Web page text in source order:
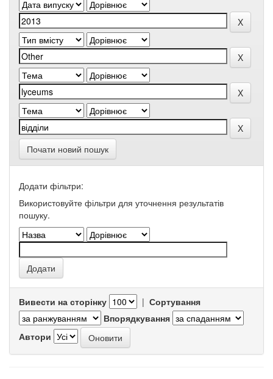
Почати новий пошук
Додати фільтри:
Використовуйте фільтри для уточнення результатів
пошуку.
Вивести на сторінку | Сортування
Впорядкування
Автори